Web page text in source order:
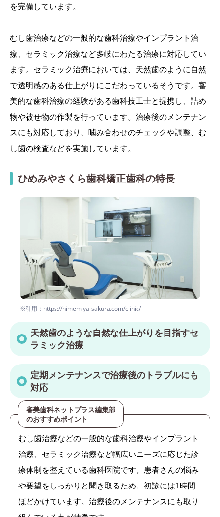
を完備しています。
むし歯治療などの一般的な歯科治療やインプラント治
療、セラミック治療など多岐にわたる治療に対応してい
ます。セラミック治療においては、天然歯のように自然
で透明感のある仕上がりにこだわっているそうです。審
美的な歯科治療の経験がある歯科技工士と提携し、詰め
物や被せ物の作製を行っています。治療後のメンテナン
スにも対応しており、噛み合わせのチェックや調整、む
し歯の検査などを実施しています。
ひめみやさくら歯科矯正歯科の特長
※引用：https://himemiya-sakura.com/clinic/
天然歯のような自然な仕上がりを目指すセ
ラミック治療
定期メンテナンスで治療後のトラブルにも
対応
審美歯科ネットプラス編集部
のおすすめポイント
むし歯治療などの一般的な歯科治療やインプラント
治療、セラミック治療など幅広いニーズに応じた診
療体制を整えている歯科医院です。患者さんの悩み
や要望をしっかりと聞き取るため、初診には1時間
ほどかけています。治療後のメンテナンスにも取り